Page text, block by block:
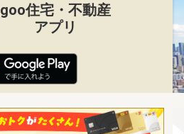
goo住宅・不動産
アプリ